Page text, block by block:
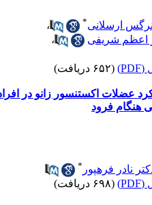
ارسلانی
،
شریفی
،
(۶۵۲ دریافت)
عضلات اکستنسور زانو در افراد
فرود
نادر فرهپور
(۶۹۸ دریافت)